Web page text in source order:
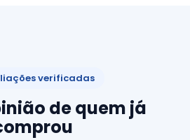
verificadas
de quem já